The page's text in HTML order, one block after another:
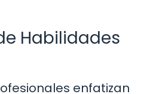
Habilidades
enfatizan